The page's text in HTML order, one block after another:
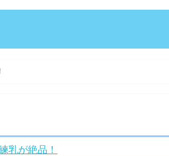
乳が絶品！